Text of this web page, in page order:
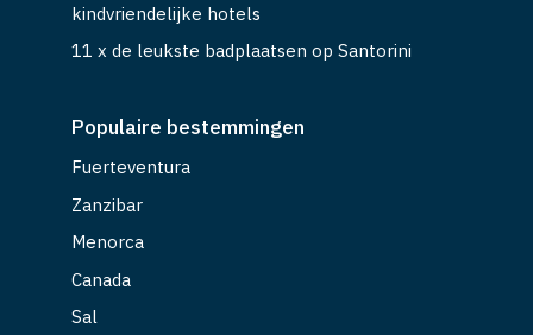
kindvriendelijke hotels
11 x de leukste badplaatsen op Santorini
Populaire bestemmingen
Fuerteventura
Zanzibar
Menorca
Canada
Sal